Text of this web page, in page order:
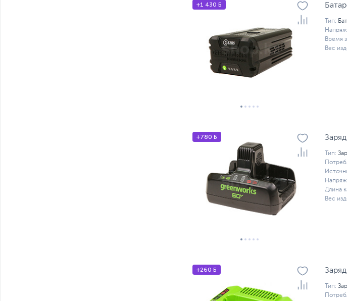
+1 430 Б
Тип:
Время
Вес
+780 Б
Тип:
Длина
Вес
+260 Б
Тип: